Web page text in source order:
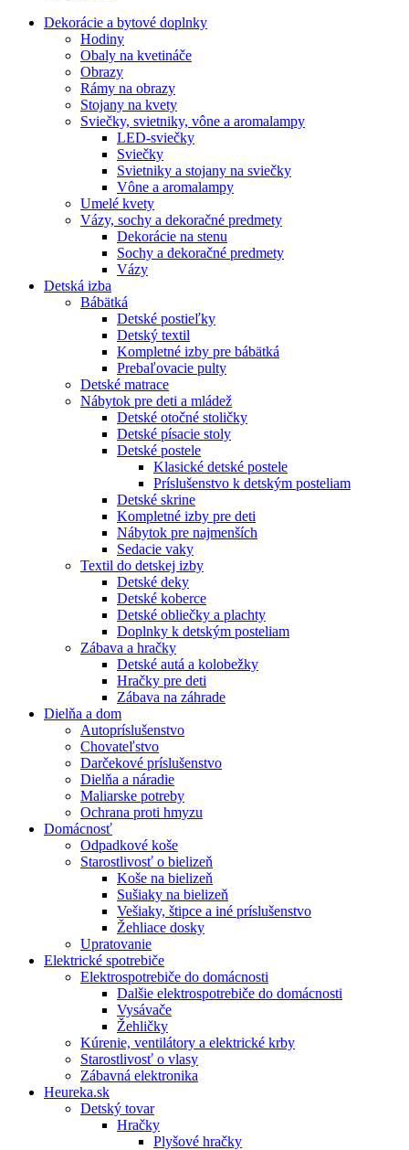
Dekorácie a bytové doplnky
Hodiny
Obaly na kvetináče
Obrazy
Rámy na obrazy
Stojany na kvety
Sviečky, svietniky, vône a aromalampy
LED-sviečky
Sviečky
Svietniky a stojany na sviečky
Vône a aromalampy
Umelé kvety
Vázy, sochy a dekoračné predmety
Dekorácie na stenu
Sochy a dekoračné predmety
Vázy
Detská izba
Bábätká
Detské postieľky
Detský textil
Kompletné izby pre bábätká
Prebaľovacie pulty
Detské matrace
Nábytok pre deti a mládež
Detské otočné stoličky
Detské písacie stoly
Detské postele
Klasické detské postele
Príslušenstvo k detským posteliam
Detské skrine
Kompletné izby pre deti
Nábytok pre najmenších
Sedacie vaky
Textil do detskej izby
Detské deky
Detské koberce
Detské obliečky a plachty
Doplnky k detským posteliam
Zábava a hračky
Detské autá a kolobežky
Hračky pre deti
Zábava na záhrade
Dielňa a dom
Autopríslušenstvo
Chovateľstvo
Darčekové príslušenstvo
Dielňa a náradie
Maliarske potreby
Ochrana proti hmyzu
Domácnosť
Odpadkové koše
Starostlivosť o bielizeň
Koše na bielizeň
Sušiaky na bielizeň
Vešiaky, štipce a iné príslušenstvo
Žehliace dosky
Upratovanie
Elektrické spotrebiče
Elektrospotrebiče do domácnosti
Dalšie elektrospotrebiče do domácnosti
Vysávače
Žehličky
Kúrenie, ventilátory a elektrické krby
Starostlivosť o vlasy
Zábavná elektronika
Heureka.sk
Detský tovar
Hračky
Plyšové hračky